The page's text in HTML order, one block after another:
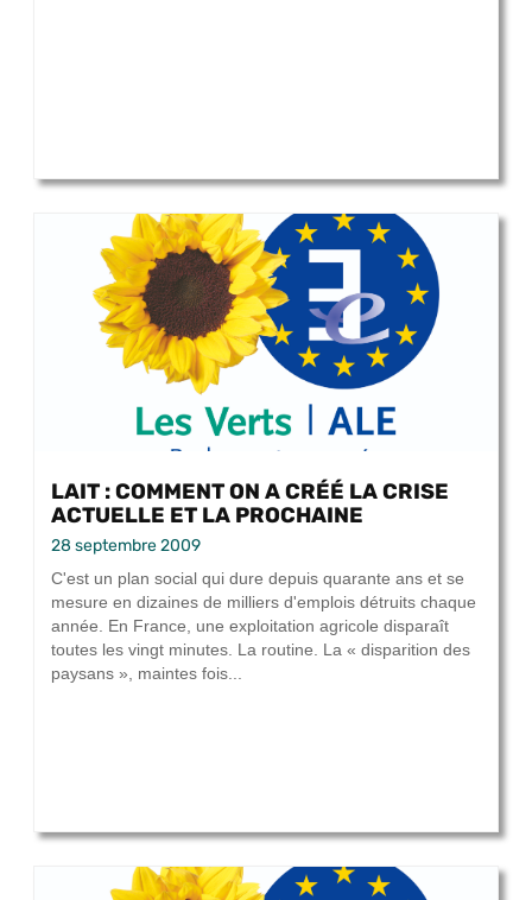
LAIT : COMMENT ON A CRÉÉ LA CRISE
ACTUELLE ET LA PROCHAINE
28 septembre 2009
C'est un plan social qui dure depuis quarante ans et se
mesure en dizaines de milliers d'emplois détruits chaque
année. En France, une exploitation agricole disparaît
toutes les vingt minutes. La routine. La « disparition des
paysans », maintes fois...